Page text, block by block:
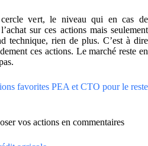
vert, le niveau qui en cas de
sur ces actions mais seulement
technique, rien de plus. C’est à dire
ces actions. Le marché reste en
favorites PEA et CTO pour le reste
vos actions en commentaires